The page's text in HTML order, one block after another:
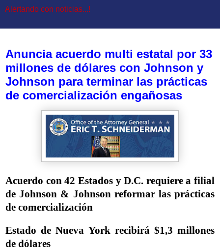
Alertando con noticias...!
Anuncia acuerdo multi estatal por 33
millones de dólares con Johnson y
Johnson para terminar las prácticas
de comercialización engañosas
Acuerdo con 42 Estados y D.C. requiere a filial
de Johnson & Johnson reformar las prácticas
de comercialización
Estado de Nueva York recibirá $1,3 millones
de dólares